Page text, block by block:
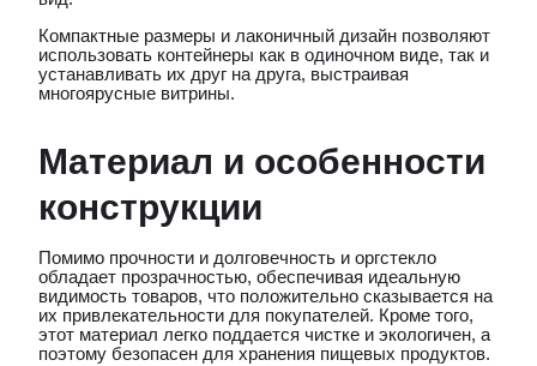
Компактные размеры и лаконичный дизайн позволяют
использовать контейнеры как в одиночном виде, так и
устанавливать их друг на друга, выстраивая
многоярусные витрины.
Материал и особенности
конструкции
Помимо прочности и долговечность и оргстекло
обладает прозрачностью, обеспечивая идеальную
видимость товаров, что положительно сказывается на
их привлекательности для покупателей. Кроме того,
этот материал легко поддается чистке и экологичен, а
поэтому безопасен для хранения пищевых продуктов.